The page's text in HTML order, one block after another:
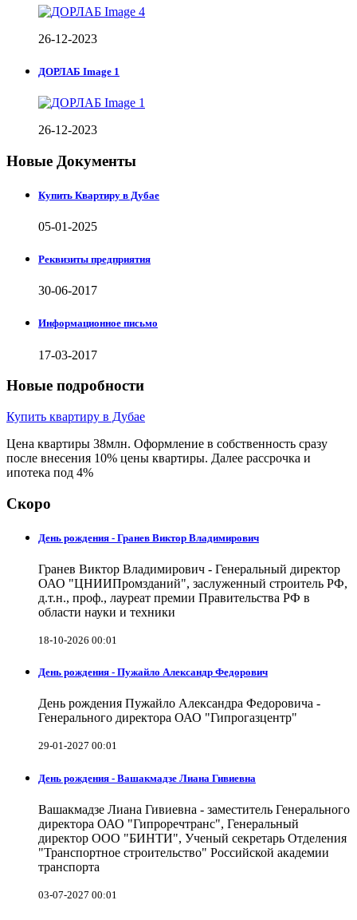
26-12-2023
ДОРЛАБ Image 1
26-12-2023
Новые Документы
Купить Квартиру в Дубае
05-01-2025
Реквизиты предприятия
30-06-2017
Информационное письмо
17-03-2017
Новые подробности
Купить квартиру в Дубае
Цена квартиры 38млн. Оформление в собственность сразу
после внесения 10% цены квартиры. Далее рассрочка и
ипотека под 4%
Скоро
День рождения - Гранев Виктор Владимирович
Гранев Виктор Владимирович - Генеральный директор
ОАО "ЦНИИПромзданий", заслуженный строитель РФ,
д.т.н., проф., лауреат премии Правительства РФ в
области науки и техники
18-10-2026 00:01
День рождения - Пужайло Александр Федорович
День рождения Пужайло Александра Федоровича -
Генерального директора ОАО "Гипрогазцентр"
29-01-2027 00:01
День рождения - Вашакмадзе Лиана Гивиевна
Вашакмадзе Лиана Гивиевна - заместитель Генерального
директора ОАО "Гипроречтранс", Генеральный
директор ООО "БИНТИ", Ученый секретарь Отделения
"Транспортное строительство" Российской академии
транспорта
03-07-2027 00:01